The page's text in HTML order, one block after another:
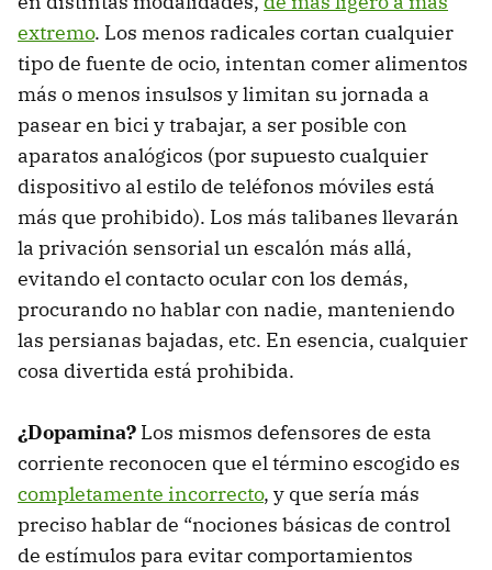
extremo. Los menos radicales cortan cualquier
tipo de fuente de ocio, intentan comer alimentos
más o menos insulsos y limitan su jornada a
pasear en bici y trabajar, a ser posible con
aparatos analógicos (por supuesto cualquier
dispositivo al estilo de teléfonos móviles está
más que prohibido). Los más talibanes llevarán
la privación sensorial un escalón más allá,
evitando el contacto ocular con los demás,
procurando no hablar con nadie, manteniendo
las persianas bajadas, etc. En esencia, cualquier
cosa divertida está prohibida.
¿Dopamina? Los mismos defensores de esta
corriente reconocen que el término escogido es
completamente incorrecto, y que sería más
preciso hablar de “nociones básicas de control
de estímulos para evitar comportamientos